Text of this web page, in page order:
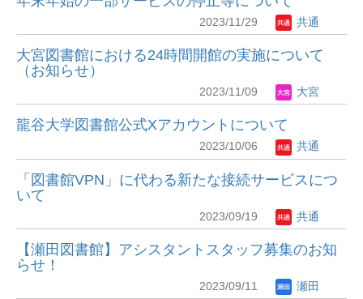
2023/11/29 共通
大宮図書館における24時間開館の実施について
（お知らせ）
2023/11/09 大宮
龍谷大学図書館公式Xアカウントについて
2023/10/06 共通
「図書館VPN」に代わる新たな接続サービスにつ
いて
2023/09/19 共通
【瀬田図書館】アシスタントスタッフ募集のお知
らせ！
2023/09/11 瀬田